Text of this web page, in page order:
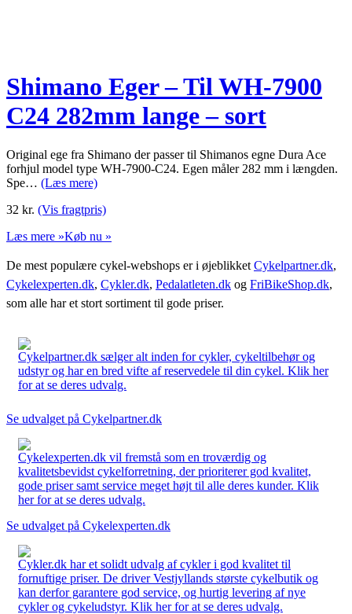
Shimano Eger – Til WH-7900
C24 282mm lange – sort
Original ege fra Shimano der passer til Shimanos egne Dura Ace
forhjul model type WH-7900-C24. Egen måler 282 mm i længden.
Spe… (Læs mere)
32 kr. (Vis fragtpris)
Læs mere »Køb nu »
De mest populære cykel-webshops er i øjeblikket Cykelpartner.dk,
Cykelexperten.dk, Cykler.dk, Pedalatleten.dk og FriBikeShop.dk,
som alle har et stort sortiment til gode priser.
Cykelpartner.dk sælger alt inden for cykler, cykeltilbehør og
udstyr og har en bred vifte af reservedele til din cykel. Klik her
for at se deres udvalg.
Se udvalget på Cykelpartner.dk
Cykelexperten.dk vil fremstå som en troværdig og
kvalitetsbevidst cykelforretning, der prioriterer god kvalitet,
gode priser samt service meget højt til alle deres kunder. Klik
her for at se deres udvalg.
Se udvalget på Cykelexperten.dk
Cykler.dk har et solidt udvalg af cykler i god kvalitet til
fornuftige priser. De driver Vestjyllands største cykelbutik og
kan derfor garantere god service, og hurtig levering af nye
cykler og cykeludstyr. Klik her for at se deres udvalg.